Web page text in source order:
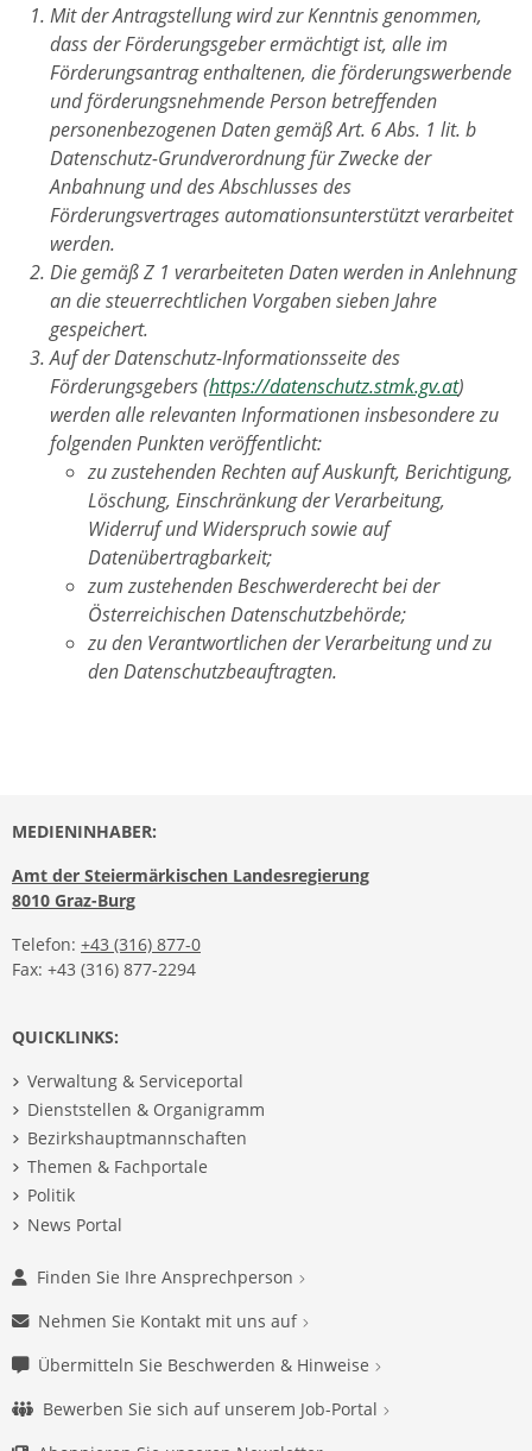
Mit der Antragstellung wird zur Kenntnis genommen,
dass der Förderungsgeber ermächtigt ist, alle im
Förderungsantrag enthaltenen, die förderungswerbende
und förderungsnehmende Person betreffenden
personenbezogenen Daten gemäß Art. 6 Abs. 1 lit. b
Datenschutz-Grundverordnung für Zwecke der
Anbahnung und des Abschlusses des
Förderungsvertrages automationsunterstützt verarbeitet
werden.
Die gemäß Z 1 verarbeiteten Daten werden in Anlehnung
an die steuerrechtlichen Vorgaben sieben Jahre
gespeichert.
Auf der Datenschutz-Informationsseite des
Förderungsgebers (https://datenschutz.stmk.gv.at)
werden alle relevanten Informationen insbesondere zu
folgenden Punkten veröffentlicht:
zu zustehenden Rechten auf Auskunft, Berichtigung,
Löschung, Einschränkung der Verarbeitung,
Widerruf und Widerspruch sowie auf
Datenübertragbarkeit;
zum zustehenden Beschwerderecht bei der
Österreichischen Datenschutzbehörde;
zu den Verantwortlichen der Verarbeitung und zu
den Datenschutzbeauftragten.
MEDIENINHABER:
Amt der Steiermärkischen Landesregierung
8010 Graz-Burg
Telefon: +43 (316) 877-0
Fax: +43 (316) 877-2294
QUICKLINKS:
Verwaltung & Serviceportal
Dienststellen & Organigramm
Bezirkshauptmannschaften
Themen & Fachportale
Politik
News Portal
Finden Sie Ihre Ansprechperson
Nehmen Sie Kontakt mit uns auf
Übermitteln Sie Beschwerden & Hinweise
Bewerben Sie sich auf unserem Job-Portal